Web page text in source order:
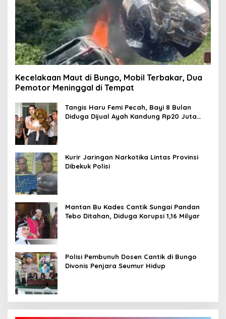
Kecelakaan Maut di Bungo, Mobil Terbakar, Dua
Pemotor Meninggal di Tempat
Tangis Haru Femi Pecah, Bayi 8 Bulan
Diduga Dijual Ayah Kandung Rp20 Juta
Kurir Jaringan Narkotika Lintas Provinsi
Dibekuk Polisi
Mantan Bu Kades Cantik Sungai Pandan
Tebo Ditahan, Diduga Korupsi 1,16 Milyar
Polisi Pembunuh Dosen Cantik di Bungo
Divonis Penjara Seumur Hidup